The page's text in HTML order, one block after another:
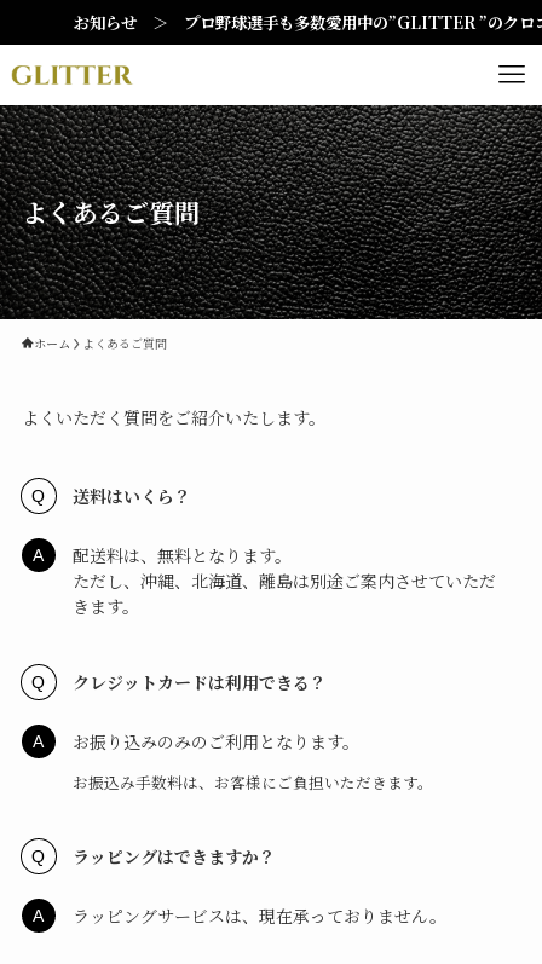
お知らせ ＞ プロ野球選手も多数愛用中の”GLITTER ”のクロ
よくあるご質問
ホーム よくあるご質問
よくいただく質問をご紹介いたします。
送料はいくら？
配送料は、無料となります。
ただし、沖縄、北海道、離島は別途ご案内させていただ
きます。
クレジットカードは利用できる？
お振り込みのみのご利用となります。
お振込み手数料は、お客様にご負担いただきます。
ラッピングはできますか？
ラッピングサービスは、現在承っておりません。